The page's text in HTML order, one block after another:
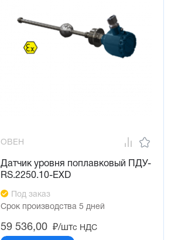
ОВЕН
Датчик уровня поплавковый ПДУ-
RS.2250.10-ЕХD
Под заказ
Срок производства 5 дней
59 536,00 ₽/штс НДС